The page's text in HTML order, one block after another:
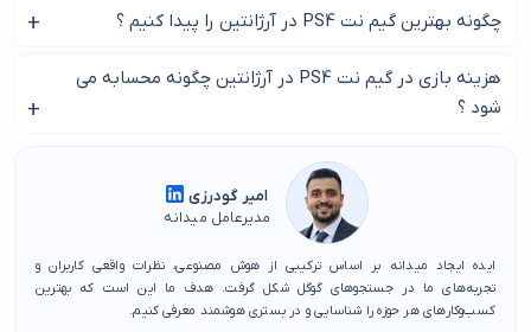
فراهم می‌کند. همچنین، وجود گزینه‌های متعدد باعث می‌شود هر کسی بتواند
وب‌سایت میدانه با هدف معرفی برترین گزینه‌ها در محله‌های مختلف، این امکان
را فراهم کرده تا بدون جست‌وجوی طولانی، به لیستی از گیم نت PS4 در آرژانتین
با توجه به رشد روزافزون این محله و فعالیت‌های متنوع در میدان آرژانتین، پیدا
کردن گیم نت PS4 در آرژانتین برای ساکنین و بازدیدکنندگان روزبه‌روز ساده‌تر
می‌شود. این لیست به شما کمک می‌کند تا انتخابی آگاهانه، مطمئن و با کیفیت
داشته باشید و تجربه‌ای خوشایند از حضور در این محله برترین تهران داشته
بله شما هنوز می توانید یک گیم نت PS4 در آرژانتین را پیدا کنید.
چگونه بهترین گیم نت PS4 در آرژانتین را پیدا کنیم ؟
برای پیدا کردن بهترین گیم نت PS4 در آرژانتین با ما در این
صفحه همراه باشید.
هزینه بازی در گیم نت PS4 در آرژانتین چگونه محسابه می
شود ؟
بازی مشخص می شود.
امیر گودرزی
مدیرعامل میدانه
ایده ایجاد میدانه بر اساس ترکیبی از هوش مصنوعی، نظرات واقعی کاربران و
تجربه‌های ما در جستجوهای گوگل شکل گرفت. هدف ما این است که بهترین
کسب‌وکارهای هر حوزه را شناسایی و در بستری هوشمند معرفی کنیم.